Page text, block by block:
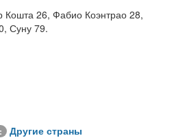
26, Фабио Коэнтрао 28,
Суну 79.
Другие страны